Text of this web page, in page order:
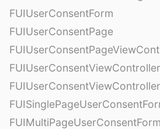
FUIUserConsentForm
FUIUserConsentPage
FUIUserConsentViewController
FUIMultiPageUserConsentForm